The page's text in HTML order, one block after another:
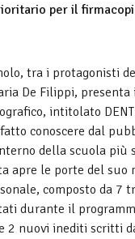
per il
tra i protagonisti
De Filippi,
intitolato
conoscere dal
della scuola più
apre le porte del suo
composto da 7
durante il
2 nuovi inediti scritti